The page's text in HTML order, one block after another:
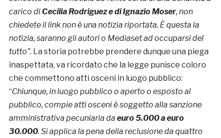
carico di Cecilia Rodriguez e di Ignazio Moser, non
chiedete il link non è una notizia riportata. È questa la
notizia, saranno gli autori o Mediaset ad occuparsi del
tutto”. La storia potrebbe prendere dunque una piega
inaspettata, va ricordato che la legge punisce coloro
che commettono atti osceni in luogo pubblico:
“Chiunque, in luogo pubblico o aperto o esposto al
pubblico, compie atti osceni è soggetto alla sanzione
amministrativa pecuniaria da euro 5.000 a euro
30.000. Si applica la pena della reclusione da quattro